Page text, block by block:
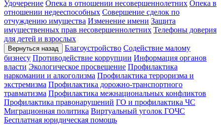
Удочерение Опека в отношении несовершеннолетних Опека в
отношении недееспособных Совершение сделок по
отчуждению имущества Изменение имени Защита
имущественных прав несовершеннолетних Телефоны доверия
для детей и взрослых
Вернуться назад Благоустройство Содействие малому
бизнесу Противодействие коррупции Информация органов
власти Экологическое просвещение Профилактика
наркомании и алкоголизма Профилактика терроризма и
экстремизма Профилактика дорожно-транспортного
травматизма Профилактика межнациональных конфликтов
Профилактика правонарушений ГО и профилактика ЧС
Миграционная политика Виртуальный уголок ГОЧС
Бесплатная юридическая помощь